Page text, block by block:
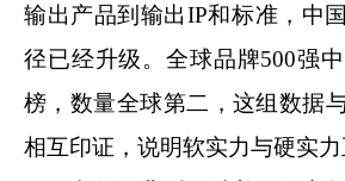
输出产品到输出IP和标准，中
径已经升级。全球品牌500强
榜，数量全球第二，这组数据
相互印证，说明软实力与硬实力